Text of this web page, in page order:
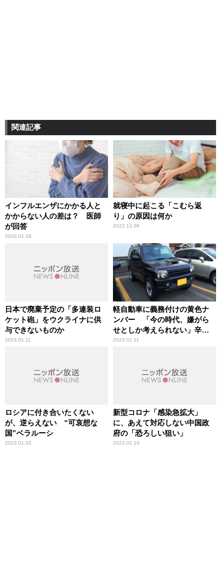
関連記事
インフルエンザにかかる人と
かからない人の差は？ 医師
が回答
2020.01.08
就寝中に起こる「こむら返
り」の原因は何か
2022.12.06
日本で廃棄予定の「多連装ロ
ケット砲」をウクライナに供
与できないものか
2023.01.11
軽自動車に義務付けの黄色ナ
ンバー 「今の時代、嫌がら
せとしか考えられない」辛坊
治郎が疑問投げかけ
2023.01.11
ロシアに付き合いたくない
が、逆らえない “可哀想な
国”ベラルーシ
2023.01.02
新型コロナ「感染急拡大」
に、あえて対応しない中国政
府の「恐ろしい狙い」
2023.01.10